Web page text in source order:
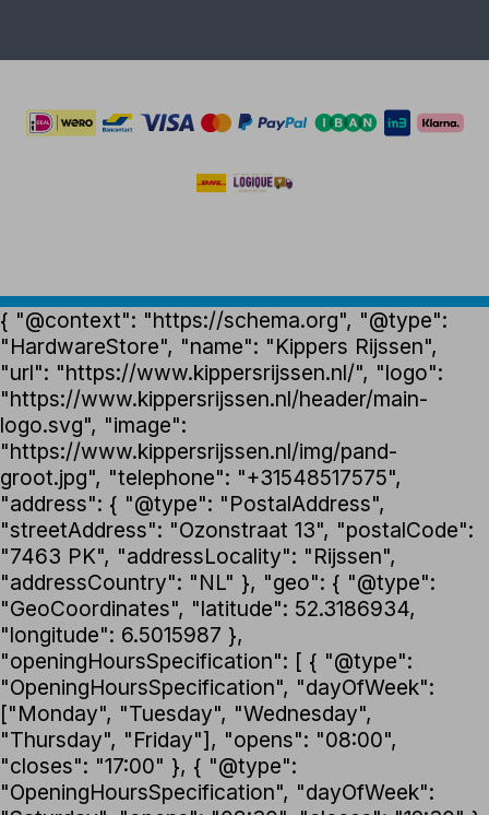
{ "@context": "https://schema.org", "@type":
"HardwareStore", "name": "Kippers Rijssen",
"url": "https://www.kippersrijssen.nl/", "logo":
"https://www.kippersrijssen.nl/header/main-
logo.svg", "image":
"https://www.kippersrijssen.nl/img/pand-
groot.jpg", "telephone": "+31548517575",
"address": { "@type": "PostalAddress",
"streetAddress": "Ozonstraat 13", "postalCode":
"7463 PK", "addressLocality": "Rijssen",
"addressCountry": "NL" }, "geo": { "@type":
"GeoCoordinates", "latitude": 52.3186934,
"longitude": 6.5015987 },
"openingHoursSpecification": [ { "@type":
"OpeningHoursSpecification", "dayOfWeek":
["Monday", "Tuesday", "Wednesday",
"Thursday", "Friday"], "opens": "08:00",
"closes": "17:00" }, { "@type":
"OpeningHoursSpecification", "dayOfWeek":